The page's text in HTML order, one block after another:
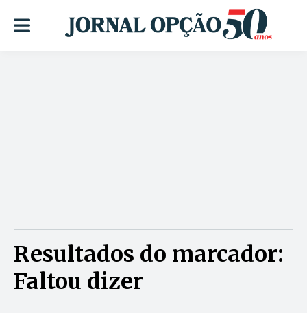
Resultados do marcador:
Faltou dizer